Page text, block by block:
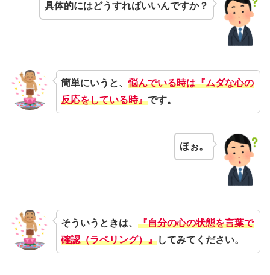
具体的にはどうすればいいんですか？
簡単にいうと、悩んでいる時は『ムダな心の
反応をしている時』です。
ほぉ。
そういうときは、 『自分の心の状態を言葉で
確認（ラベリング）』してみてください。